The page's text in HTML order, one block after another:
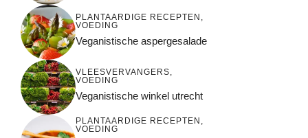
PLANTAARDIGE RECEPTEN ,
VOEDING
Veganistische aspergesalade
VLEESVERVANGERS,
VOEDING
Veganistische winkel utrecht
PLANTAARDIGE RECEPTEN ,
VOEDING